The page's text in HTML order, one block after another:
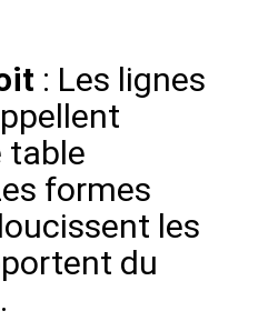
: Les lignes
table
formes
les
du